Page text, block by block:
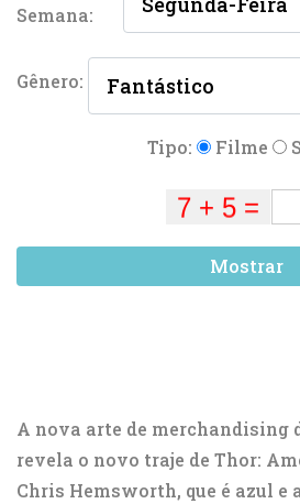
Semana:
Gênero:
Tipo: Filme
Mostrar
A nova arte de merchandising
revela o novo traje de Thor:
Chris Hemsworth, que é azul e